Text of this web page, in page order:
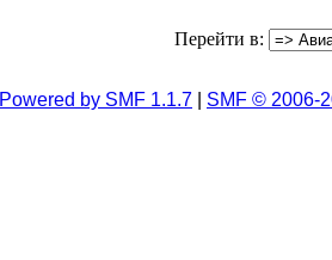
Перейти в:
Powered by SMF 1.1.7 SMF © 2006-